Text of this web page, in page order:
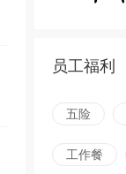
员工福利
五险
工作餐